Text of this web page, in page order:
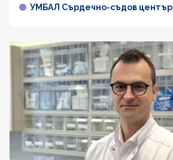
УМБАЛ Сърдечно-съдов център